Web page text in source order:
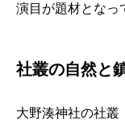
演目が題材となっ
社叢の自然と
大野湊神社の社叢